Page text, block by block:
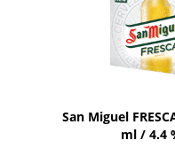
San Miguel
ml / 4.4